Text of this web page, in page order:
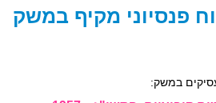
פנסיוני מקיף במשק
במשק: